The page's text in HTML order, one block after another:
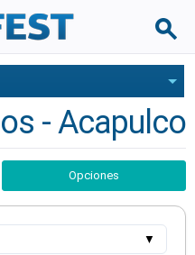
- Acapulco
Opciones
▼